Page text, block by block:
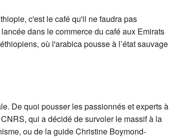
c'est le café qu'il ne faudra pas
dans le commerce du café aux Emirats
où l'arabica pousse à l’état sauvage
De quoi pousser les passionnés et experts à
qui a décidé de survoler le massif à la
ou de la guide Christine Boymond-